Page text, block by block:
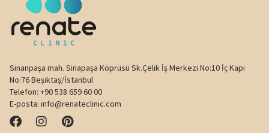
Sinanpaşa mah. Sinapaşa Köprüsü Sk.Çelik İş Merkezi No:10 İç Kapı
No:76 Beşiktaş/İstanbul
Telefon: +90 538 659 60 00
E-posta: info@renateclinic.com